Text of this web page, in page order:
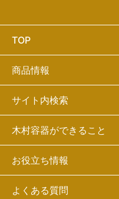
TOP
商品情報
サイト内検索
木村容器ができること
お役立ち情報
よくある質問